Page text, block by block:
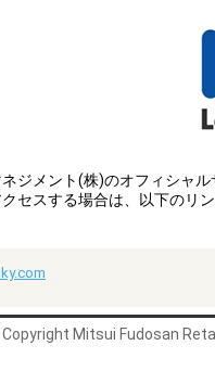
ジメント(株)のオフィシャ
セスする場合は、以下のリ
Copyright Mitsui Fudosan